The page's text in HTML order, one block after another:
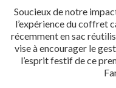
Soucieux de notre
l’expérience du coffret
récemment en sac
vise à encourager le
l’esprit festif de ce